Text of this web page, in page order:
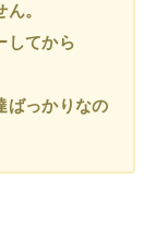
。
してから
ばっかりなの